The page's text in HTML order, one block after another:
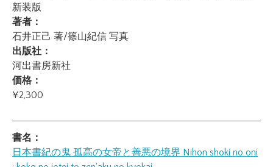
新装版
著者：
石井正己 著/篠山紀信 写真
出版社：
河出書房新社
価格：
¥2,300
書名：
日本書紀の鬼 孤高の女帝と善悪の境界 Nihon shoki no oni